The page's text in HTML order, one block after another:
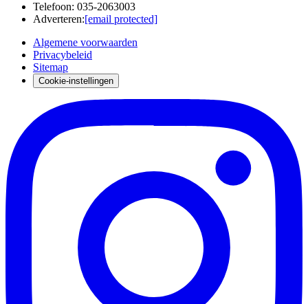
Telefoon: 035-2063003
Adverteren:[email protected]
Algemene voorwaarden
Privacybeleid
Sitemap
Cookie-instellingen